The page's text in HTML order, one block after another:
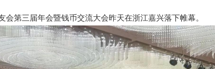
会第三届年会暨钱币交流大会昨天在浙江嘉兴落下帷幕。